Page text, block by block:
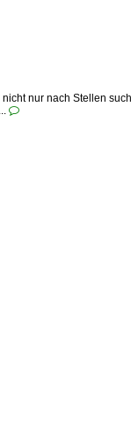
nur nach Stellen
